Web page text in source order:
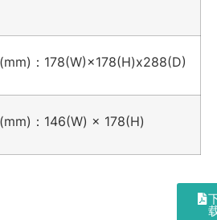
：178(W)×178(H)x288(D)
：146(W) × 178(H)